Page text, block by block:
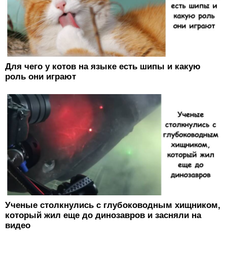
Для чего у котов на языке есть шипы и какую
роль они играют
Ученые столкнулись с глубоководным хищником,
который жил еще до динозавров и засняли на
видео